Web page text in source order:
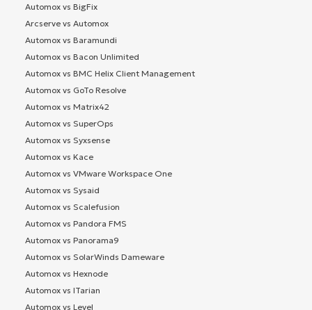
Automox vs BigFix
Arcserve vs Automox
Automox vs Baramundi
Automox vs Bacon Unlimited
Automox vs BMC Helix Client Management
Automox vs GoTo Resolve
Automox vs Matrix42
Automox vs SuperOps
Automox vs Syxsense
Automox vs Kace
Automox vs VMware Workspace One
Automox vs Sysaid
Automox vs Scalefusion
Automox vs Pandora FMS
Automox vs Panorama9
Automox vs SolarWinds Dameware
Automox vs Hexnode
Automox vs ITarian
Automox vs Level